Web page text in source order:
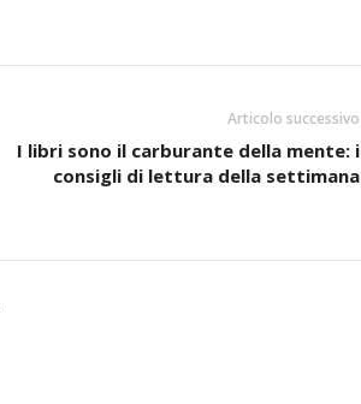
Articolo successivo
I libri sono il carburante della mente: i
consigli di lettura della settimana